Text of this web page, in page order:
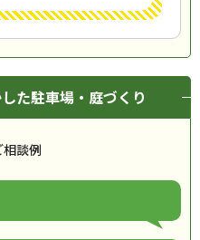
た駐車場・庭づくり
談例